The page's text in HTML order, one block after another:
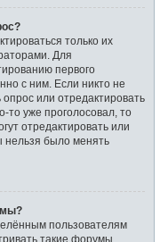
только их
Для
первого
с ним. Если никто не
или отредактировать
то уже проголосовал, то
отредактировать или
нельзя было менять
пользователям
такие форумы,